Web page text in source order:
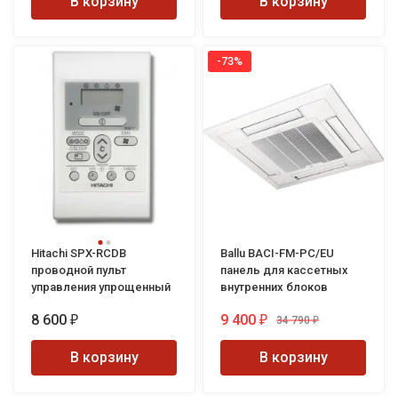
Hitachi SPX-RCDB
проводной пульт
управления упрощенный
8 600 ₽
В корзину
-73%
Ballu BACI-FM-PC/EU
панель для кассетных
внутренних блоков
9 400 ₽ 34 790 ₽
В корзину